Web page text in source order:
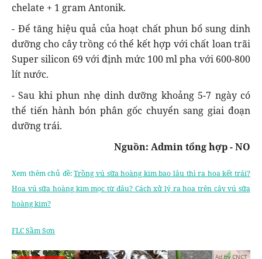
chelate + 1 gram Antonik.
- Để tăng hiệu quả của hoạt chất phun bổ sung dinh
dưỡng cho cây trồng có thể kết hợp với chất loan trãi
Super silicon 69 với định mức 100 ml pha với 600-800
lít nước.
- Sau khi phun nhẹ dinh dưỡng khoảng 5-7 ngày có
thể tiến hành bón phân gốc chuyển sang giai đoạn
dưỡng trái.
Nguồn: Admin tổng hợp - NO
Xem thêm chủ đề:Trồng vú sữa hoàng kim bao lâu thì ra hoa kết trái?
Hoa vú sữa hoàng kim mọc từ đâu? Cách xử lý ra hoa trên cây vú sữa
hoàng kim?
FLC Sầm Sơn
Ad by CNCT